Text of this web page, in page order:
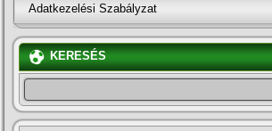
Adatkezelési Szabályzat
KERESÉS